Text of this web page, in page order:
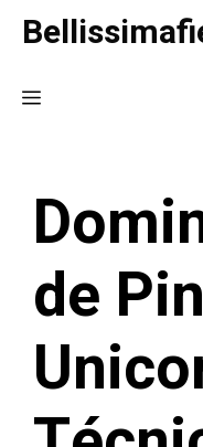
Saltar
contenido
Menú
de